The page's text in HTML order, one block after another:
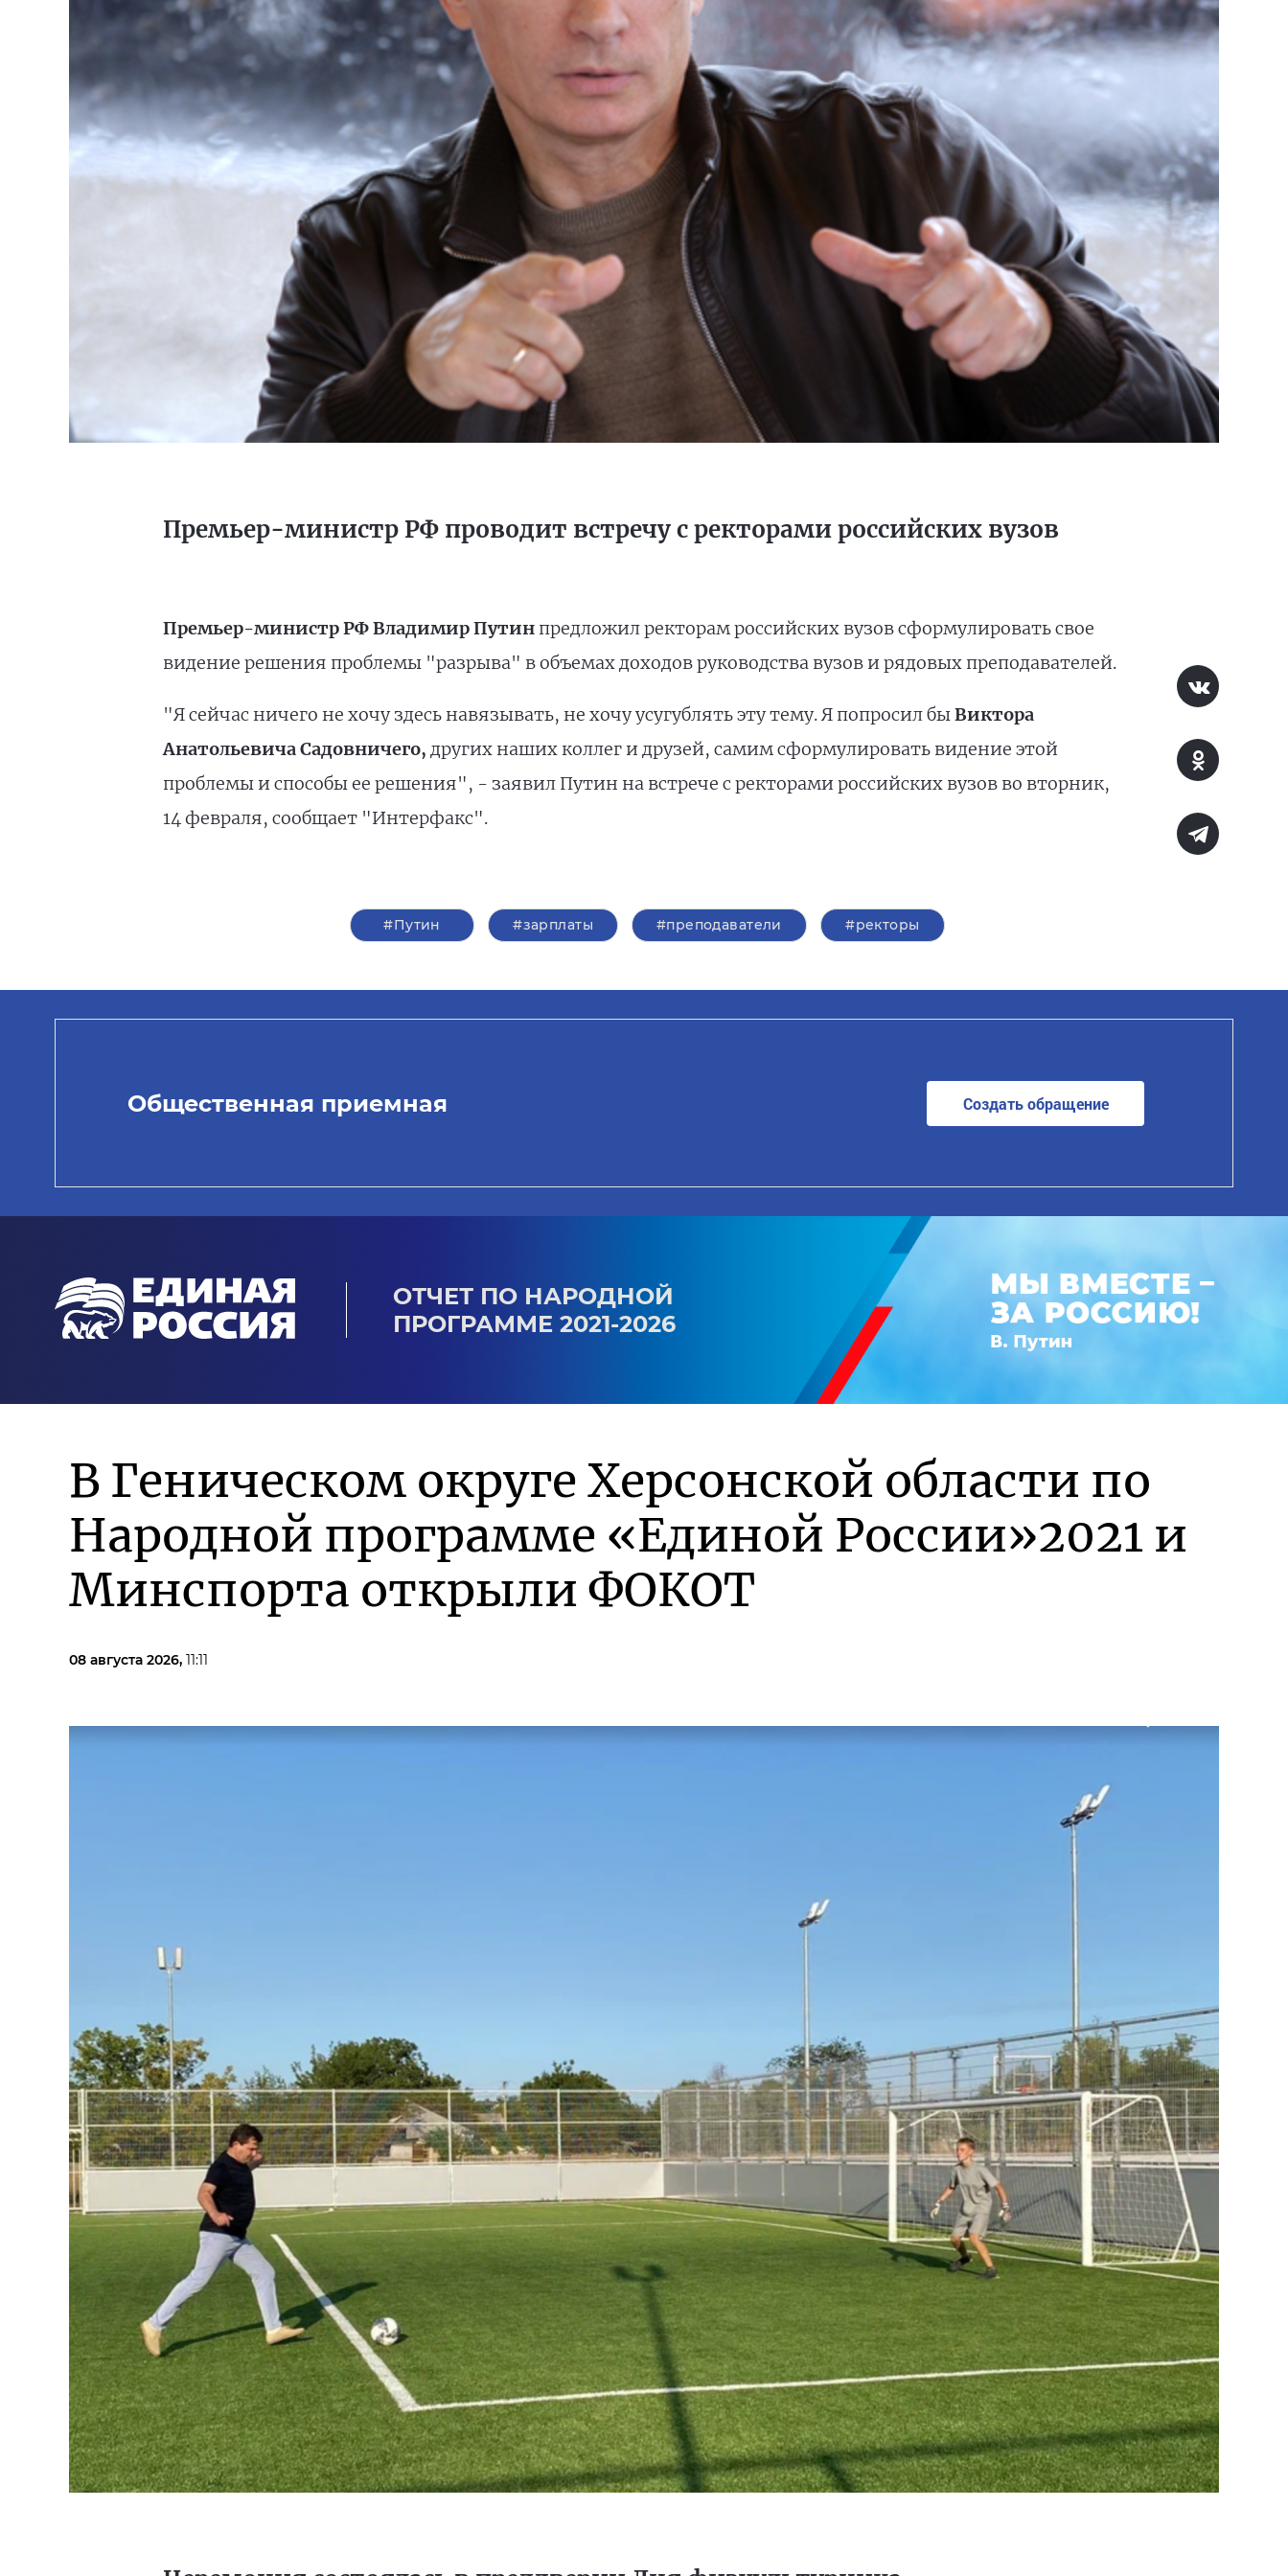
Премьер-министр РФ проводит встречу с ректорами российских вузов
Премьер-министр РФ Владимир Путинпредложил ректорам российских вузов сформулировать свое
видение решения проблемы "разрыва" в объемах доходов руководства вузов и рядовых преподавателей.
"Я сейчас ничего не хочу здесь навязывать, не хочу усугублять эту тему. Я попросил быВиктора
Анатольевича Садовничего, других наших коллег и друзей, самим сформулировать видение этой
проблемы и способы ее решения", - заявил Путин на встрече с ректорами российских вузов во вторник,
14 февраля, сообщает "Интерфакс".
#Путин #зарплаты #преподаватели #ректоры
Общественная приемная Создать обращение
ОТЧЕТ ПО НАРОДНОЙ
ПРОГРАММЕ 2021-2026
В Геническом округе Херсонской области по
Народной программе «Единой России»2021 и
Минспорта открыли ФОКОТ
08 августа 2026, 11:11